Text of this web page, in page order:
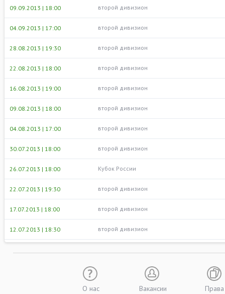
09.09.2013 | 18:00 второй дивизион
04.09.2013 | 17:00 второй дивизион
28.08.2013 | 19:30 второй дивизион
22.08.2013 | 18:00 второй дивизион
16.08.2013 | 19:00 второй дивизион
09.08.2013 | 18:00 второй дивизион
04.08.2013 | 17:00 второй дивизион
30.07.2013 | 18:00 второй дивизион
26.07.2013 | 18:00 Кубок России
22.07.2013 | 19:30 второй дивизион
17.07.2013 | 18:00 второй дивизион
12.07.2013 | 18:30 второй дивизион
О нас Вакансии Права